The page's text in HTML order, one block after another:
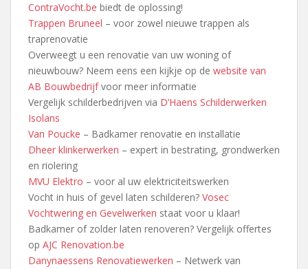
ContraVocht.be biedt de oplossing!
Trappen Bruneel – voor zowel nieuwe trappen als
traprenovatie
Overweegt u een renovatie van uw woning of
nieuwbouw? Neem eens een kijkje op de website van
AB Bouwbedrijfvoor meer informatie
Vergelijk schilderbedrijven via D’Haens Schilderwerken
Isolans
Van Poucke – Badkamer renovatie en installatie
Dheer klinkerwerken – expert in bestrating, grondwerken
en riolering
MVU Elektro – voor al uw elektriciteitswerken
Vocht in huis of gevel laten schilderen? Vosec
Vochtwering en Gevelwerken staat voor u klaar!
Badkamer of zolder laten renoveren? Vergelijk offertes
op AJC Renovation.be
Danynaessens Renovatiewerken – Netwerk van